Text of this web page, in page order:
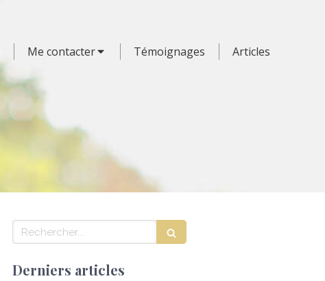
Me contacter Témoignages Articles
Rechercher
Derniers articles